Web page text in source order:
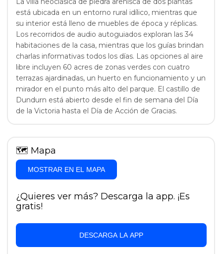
está ubicada en un entorno rural idílico, mientras que
su interior está lleno de muebles de época y réplicas.
Los recorridos de audio autoguiados exploran las 34
habitaciones de la casa, mientras que los guías brindan
charlas informativas todos los días. Las opciones al aire
libre incluyen 60 acres de zonas verdes con cuatro
terrazas ajardinadas, un huerto en funcionamiento y un
mirador en el punto más alto del parque. El castillo de
Dundurn está abierto desde el fin de semana del Día
de la Victoria hasta el Día de Acción de Gracias.
🗺 Mapa
MOSTRAR EN EL MAPA
¿Quieres ver más? Descarga la app. ¡Es
gratis!
DESCARGA LA APP